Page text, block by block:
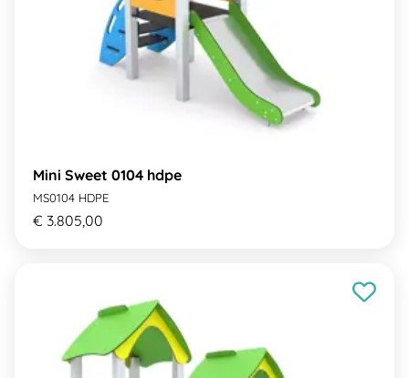
Mini Sweet 0104 hdpe
MS0104 HDPE
€ 3.805,00